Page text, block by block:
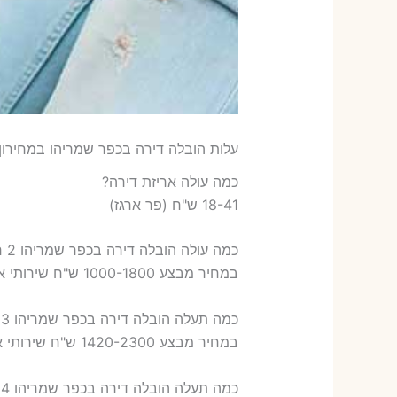
עלות הובלה דירה בכפר שמריהו
כמה עולה אריזת דירה​?
18-41 ש"ח (פר ארגז)
כמה עולה הובלה דירה בכפר שמריהו 2 חדרים פלוס עלות אריזת דירה ?
במחיר מבצע 1000-1800 ש"ח שירותי אריזת שני חדרים – 700-900 ש"ח
כמה תעלה הובלה דירה בכפר שמריהו 3 חדרים פלוס עלות אריזת דירה ?
במחיר מבצע 1420-2300 ש"ח שירותי אריזת שלושה חדרים – 1,000-1,200 ש"ח
כמה תעלה הובלה דירה בכפר שמריהו 4 חדרים פלוס עלות אריזת דירה ?